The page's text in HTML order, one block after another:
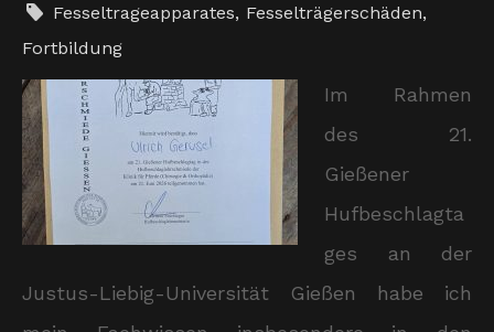
Fesseltrageapparates, Fesselträgerschäden,
Fortbildung
Im Rahmen
des 21.
Gießener
Hufbeschlagta
ges an der
Justus-Liebig-Universität Gießen habe ich